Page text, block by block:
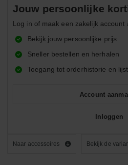
Naar accessoires Bekijk de
Jouw persoonlijke
Log in of maak een zakelijk account
Bekijk jouw persoonlijke prijs
Sneller bestellen en herhalen
Toegang tot orderhistorie en
Account
Inloggen